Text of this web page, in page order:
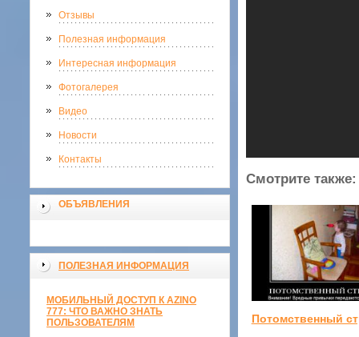
Отзывы
Полезная информация
Интересная информация
Фотогалерея
Видео
Новости
Контакты
ОБЪЯВЛЕНИЯ
ПОЛЕЗНАЯ ИНФОРМАЦИЯ
МОБИЛЬНЫЙ ДОСТУП К AZINO
777: ЧТО ВАЖНО ЗНАТЬ
ПОЛЬЗОВАТЕЛЯМ
Смотрите также:
Потомственный